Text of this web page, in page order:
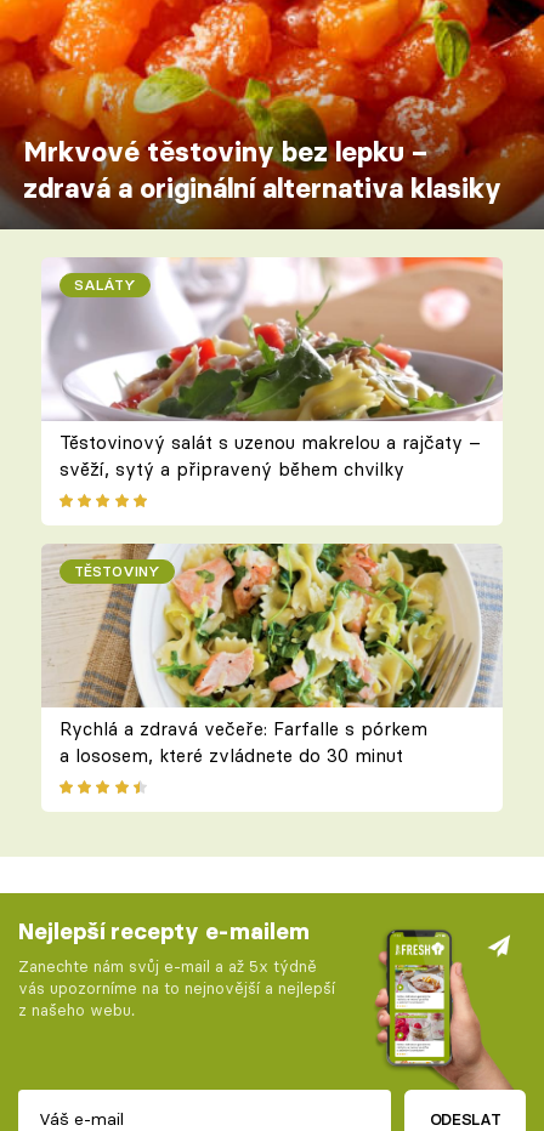
Mrkvové těstoviny bez lepku –
zdravá a originální alternativa klasiky
SALÁTY
Těstovinový salát s uzenou makrelou a rajčaty –
svěží, sytý a připravený během chvilky
TĚSTOVINY
Rychlá a zdravá večeře: Farfalle s pórkem
a lososem, které zvládnete do 30 minut
Nejlepší recepty e-mailem
Zanechte nám svůj e-mail a až 5x týdně
vás upozorníme na to nejnovější a nejlepší
z našeho webu.
ODESLAT